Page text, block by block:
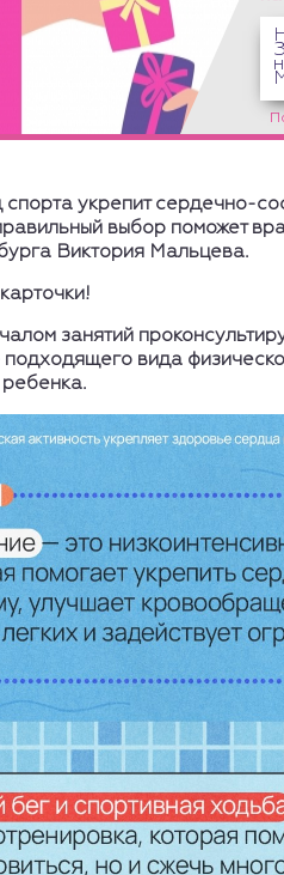
услуги Центра
В кассах
спорта укрепит сердечно-
выбор поможет
Виктория Мальцева.
занятий
вида